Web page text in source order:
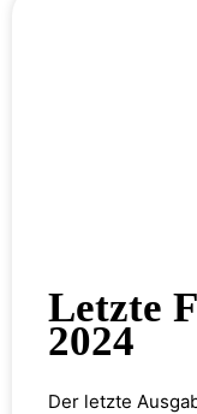
Letzte
2024
Der letzte